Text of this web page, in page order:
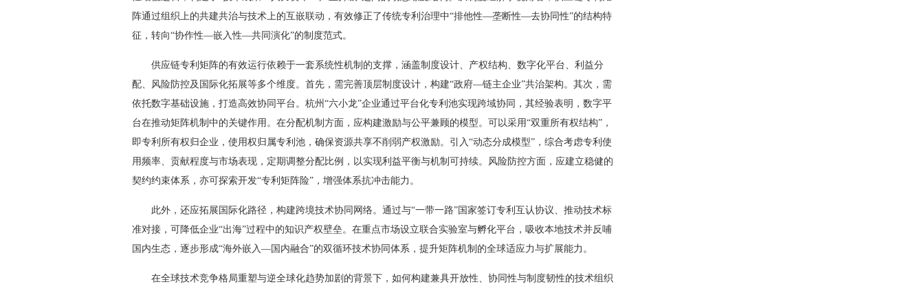
阵通过组织上的共建共治与技术上的互嵌联动，有效修正了传统专利治理中“排他性—垄断性—去协同性”的结构特
征，转向“协作性—嵌入性—共同演化”的制度范式。
供应链专利矩阵的有效运行依赖于一套系统性机制的支撑，涵盖制度设计、产权结构、数字化平台、利益分
配、风险防控及国际化拓展等多个维度。首先，需完善顶层制度设计，构建“政府—链主企业”共治架构。其次，需
依托数字基础设施，打造高效协同平台。杭州“六小龙”企业通过平台化专利池实现跨域协同，其经验表明，数字平
台在推动矩阵机制中的关键作用。在分配机制方面，应构建激励与公平兼顾的模型。可以采用“双重所有权结构”，
即专利所有权归企业，使用权归属专利池，确保资源共享不削弱产权激励。引入“动态分成模型”，综合考虑专利使
用频率、贡献程度与市场表现，定期调整分配比例，以实现利益平衡与机制可持续。风险防控方面，应建立稳健的
契约约束体系，亦可探索开发“专利矩阵险”，增强体系抗冲击能力。
此外，还应拓展国际化路径，构建跨境技术协同网络。通过与“一带一路”国家签订专利互认协议、推动技术标
准对接，可降低企业“出海”过程中的知识产权壁垒。在重点市场设立联合实验室与孵化平台，吸收本地技术并反哺
国内生态，逐步形成“海外嵌入—国内融合”的双循环技术协同体系，提升矩阵机制的全球适应力与扩展能力。
在全球技术竞争格局重塑与逆全球化趋势加剧的背景下，如何构建兼具开放性、协同性与制度韧性的技术组织